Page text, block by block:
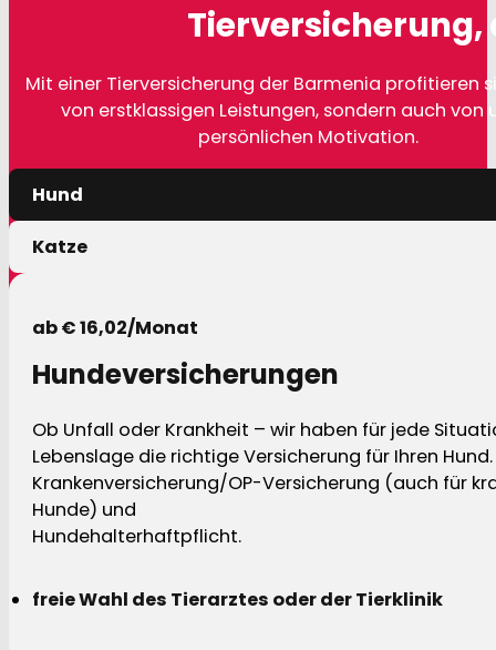
Tierversicherung,
Mit einer Tierversicherung der Barmenia profitieren
von erstklassigen Leistungen, sondern auch von
persönlichen Motivation.
Hund
Katze
ab € 16,02/Monat
Hundeversicherungen
Ob Unfall oder Krankheit – wir haben für jede
Lebenslage die richtige Versicherung für Ihren Hund.
Krankenversicherung/OP-Versicherung (auch für
Hunde) und
Hundehalterhaftpflicht.
freie Wahl des Tierarztes oder der Tierklinik